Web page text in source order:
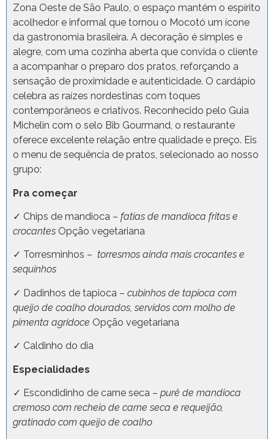
Zona Oeste de São Paulo, o espaço mantém o espírito
acolhedor e informal que tornou o Mocotó um ícone
da gastronomia brasileira. A decoração é simples e
alegre, com uma cozinha aberta que convida o cliente
a acompanhar o preparo dos pratos, reforçando a
sensação de proximidade e autenticidade. O cardápio
celebra as raízes nordestinas com toques
contemporâneos e criativos. Reconhecido pelo Guia
Michelin com o selo Bib Gourmand, o restaurante
oferece excelente relação entre qualidade e preço. Eis
o menu de sequência de pratos, selecionado ao nosso
grupo:
Pra começar
✓ Chips de mandioca – fatias de mandioca fritas e
crocantes Opção vegetariana
✓ Torresminhos – torresmos ainda mais crocantes e
sequinhos
✓ Dadinhos de tapioca – cubinhos de tapioca com
queijo de coalho dourados, servidos com molho de
pimenta agridoce Opção vegetariana
✓ Caldinho do dia
Especialidades
✓ Escondidinho de carne seca – purê de mandioca
cremoso com recheio de carne seca e requeijão,
gratinado com queijo de coalho